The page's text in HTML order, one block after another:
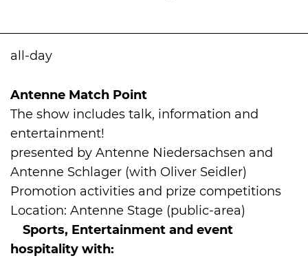
International
all-day
Antenne Match Point
The show includes talk, information and
entertainment!
presented by Antenne Niedersachsen and
Antenne Schlager (with Oliver Seidler)
Promotion activities and prize competitions
Location: Antenne Stage (public-area)
Sports, Entertainment and event
hospitality with: